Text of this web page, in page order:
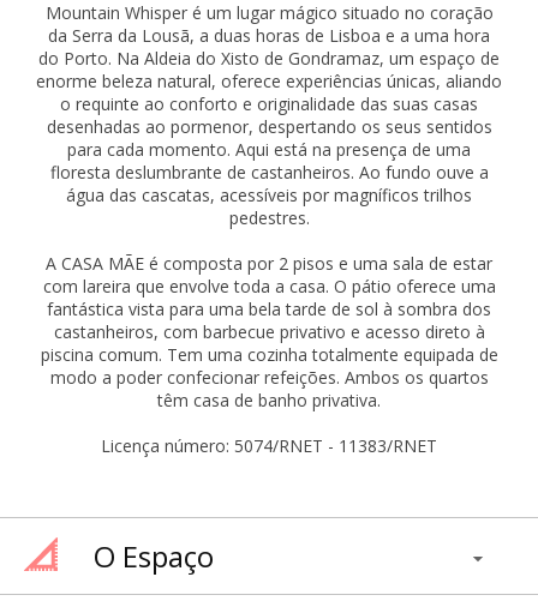
Mountain Whisper é um lugar mágico situado no coração
da Serra da Lousã, a duas horas de Lisboa e a uma hora
do Porto. Na Aldeia do Xisto de Gondramaz, um espaço de
enorme beleza natural, oferece experiências únicas, aliando
o requinte ao conforto e originalidade das suas casas
desenhadas ao pormenor, despertando os seus sentidos
para cada momento. Aqui está na presença de uma
floresta deslumbrante de castanheiros. Ao fundo ouve a
água das cascatas, acessíveis por magníficos trilhos
pedestres.
A CASA MÃE é composta por 2 pisos e uma sala de estar
com lareira que envolve toda a casa. O pátio oferece uma
fantástica vista para uma bela tarde de sol à sombra dos
castanheiros, com barbecue privativo e acesso direto à
piscina comum. Tem uma cozinha totalmente equipada de
modo a poder confecionar refeições. Ambos os quartos
têm casa de banho privativa.
Licença número: 5074/RNET - 11383/RNET
O Espaço